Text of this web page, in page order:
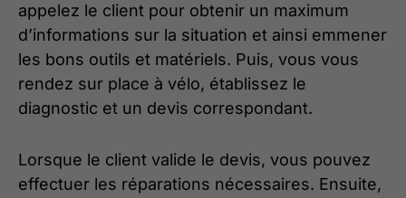
appelez le client pour obtenir un maximum
d’informations sur la situation et ainsi emmener
les bons outils et matériels. Puis, vous vous
rendez sur place à vélo, établissez le
diagnostic et un devis correspondant.
Lorsque le client valide le devis, vous pouvez
effectuer les réparations nécessaires. Ensuite,